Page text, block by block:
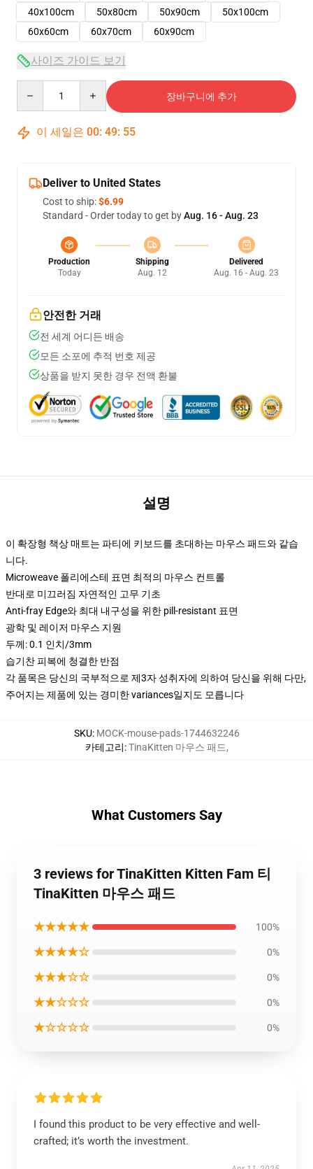
40x100cm
50x80cm 50x90cm
50x100cm
60x60cm
60x70cm 60x90cm
사이즈 가이드 보기
장바구니에 추가
이 세일은 00: 49: 54
Deliver to United States
Cost to ship:$6.99
Standard - Order today to get byAug. 16 - Aug. 23
Production
Today
Shipping
Aug. 12
Delivered
Aug. 16 - Aug. 23
안전한 거래
전 세계 어디든 배송
모든 소포에 추적 번호 제공
상품을 받지 못한 경우 전액 환불
설명
이 확장형 책상 매트는 파티에 키보드를 초대하는 마우스 패드와 같습
니다.
Microweave 폴리에스테 표면 최적의 마우스 컨트롤
반대로 미끄러짐 자연적인 고무 기초
Anti-fray Edge와 최대 내구성을 위한 pill-resistant 표면
광학 및 레이저 마우스 지원
두께: 0.1 인치/3mm
습기찬 피복에 청결한 반점
각 품목은 당신의 국부적으로 제3자 성취자에 의하여 당신을 위해 다만,
주어지는 제품에 있는 경미한 variances일지도 모릅니다
SKU: MOCK-mouse-pads-1744632246
카테고리:TinaKitten 마우스 패드,
What Customers Say
3 reviews for TinaKitten Kitten Fam 티
TinaKitten 마우스 패드
★★★★★ 100%
★★★★☆ 0%
★★★☆☆ 0%
★★☆☆☆ 0%
★☆☆☆☆ 0%
I found this product to be very effective and well-
crafted; it’s worth the investment.